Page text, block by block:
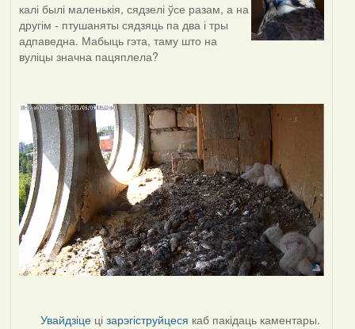
калі былі маленькія, сядзелі ўсе разам, а на
другім - птушаняты сядзяць па два і тры
адпаведна. Мабыць гэта, таму што на
вуліцы значна пацяплела?
Увайдзіце цізарэгіструйцеся каб пакідаць каментары.